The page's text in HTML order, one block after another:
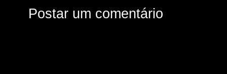
Postar um comentário